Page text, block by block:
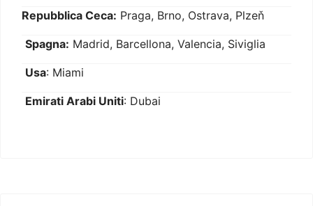
Repubblica Ceca: Praga, Brno, Ostrava, Plzeň
Spagna: Madrid, Barcellona, Valencia, Siviglia
Usa: Miami
Emirati Arabi Uniti: Dubai